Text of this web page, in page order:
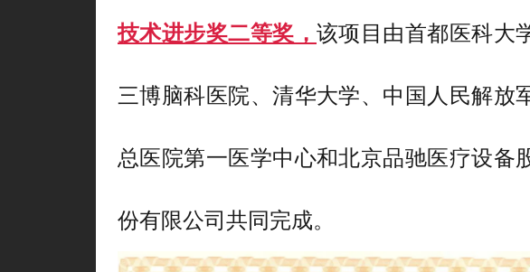
技术进步奖二等奖， 该项目由首都医科大
三博脑科医院、清华大学、中国人民解放
总医院第一医学中心和北京品驰医疗设备
份有限公司共同完成。